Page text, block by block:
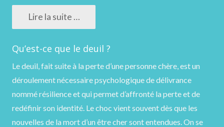
Lire la suite …
Qu’est-ce que le deuil ?
Le deuil, fait suite à la perte d’une personne chère, est un
déroulement nécessaire psychologique de délivrance
nommé résilience et qui permet d’affronté la perte et de
redéfinir son identité. Le choc vient souvent dès que les
nouvelles de la mort d’un être cher sont entendues. On se